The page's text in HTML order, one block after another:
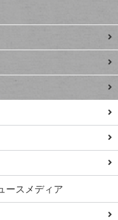
ースメディア